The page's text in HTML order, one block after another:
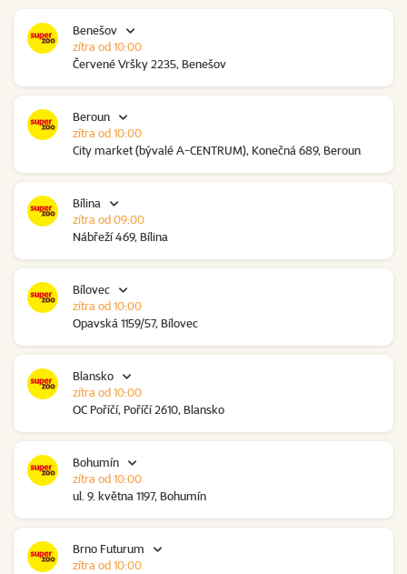
Benešov
Červené Vršky 2235, Benešov
zítra od 10:00
Beroun
City market (bývalé A-CENTRUM), Konečná 689, Beroun
zítra od 10:00
Bílina
Nábřeží 469, Bílina
zítra od 09:00
Bílovec
Opavská 1159/57, Bílovec
zítra od 10:00
Blansko
OC Poříčí, Poříčí 2610, Blansko
zítra od 10:00
Bohumín
ul. 9. května 1197, Bohumín
zítra od 10:00
Brno Futurum
zítra od 10:00